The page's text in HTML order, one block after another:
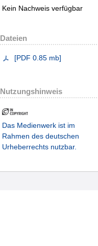
Kein Nachweis verfügbar
Dateien
[PDF 0.85 mb]
Nutzungshinweis
Das Medienwerk ist im
Rahmen des deutschen
Urheberrechts nutzbar.